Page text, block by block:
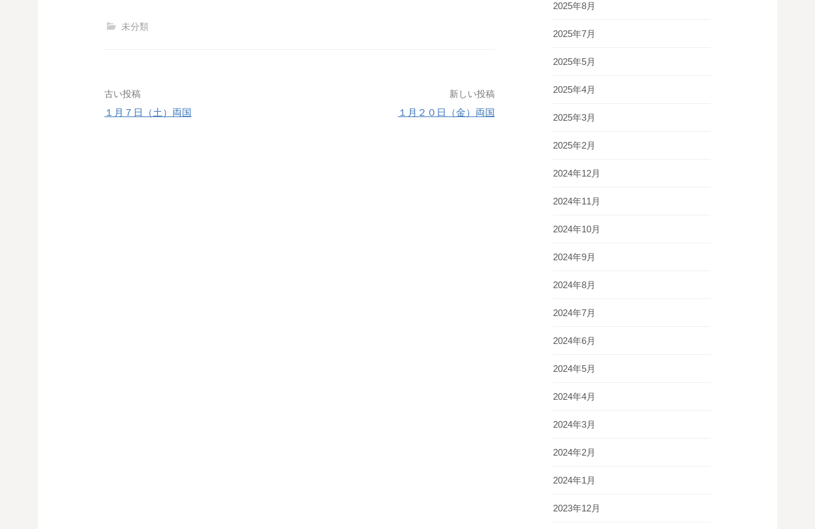
未分類
投
稿
古い投稿
１月７日（土）両国
新しい投稿
１月２０日（金）両国
2025年8月
2025年7月
2025年5月
2025年4月
2025年3月
2025年2月
2024年12月
2024年11月
2024年10月
2024年9月
2024年8月
2024年7月
2024年6月
2024年5月
2024年4月
2024年3月
2024年2月
2024年1月
2023年12月